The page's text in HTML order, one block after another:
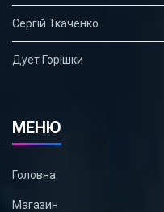
Сергій Ткаченко
Дует Горішки
МЕНЮ
Головна
Магазин